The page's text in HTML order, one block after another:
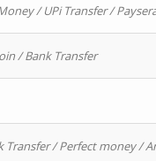
/ UPi Transfer /
/ Bank Transfer
/ Perfect money /